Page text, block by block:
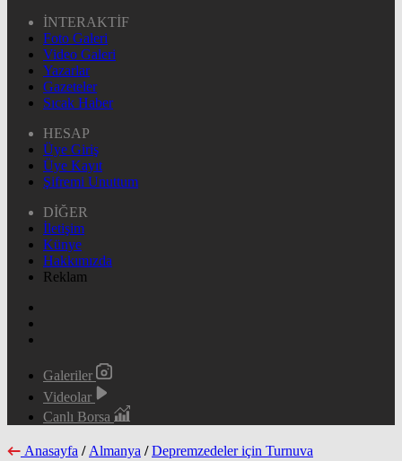
İNTERAKTİF
Foto Galeri
Video Galeri
Yazarlar
Gazeteler
Sıcak Haber
HESAP
Üye Giriş
Üye Kayıt
Şifremi Unuttum
DİĞER
İletişim
Künye
Hakkımızda
Reklam
Galeriler
Videolar
Canlı Borsa
Anasayfa / Almanya / Depremzedeler için Turnuva